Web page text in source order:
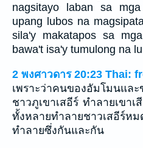
nagsitayo laban sa
upang lubos na
sila'y makatapos sa
bawa't isa'y tumulong na
2 พงศาวดาร 20:23 Thai:
เพราะว่าคนของอัมโมนแล
ชาวภูเขาเสอีร์ ทำลายเขาเ
ทั้งหลายทำลายชาวเสอีร์
ทำลายซึ่งกันและกัน